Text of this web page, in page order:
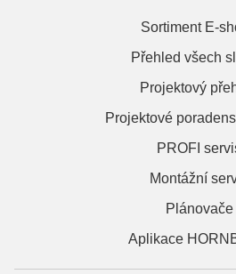
Sortiment E-
Přehled všech
Projektový
Projektové
PROFI
Montážní
Plánovače
Aplikace